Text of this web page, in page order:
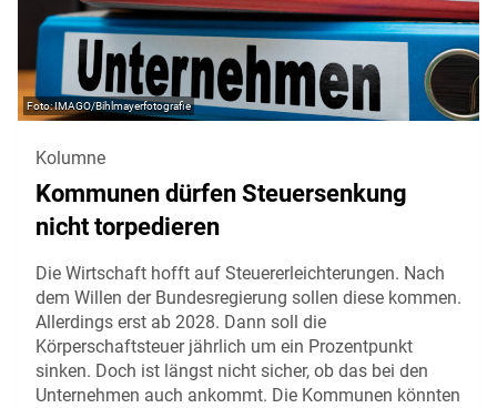
IMAGO/Bihlmayerfotografie
Kolumne
Kommunen dürfen Steuersenkung
nicht torpedieren
Die Wirtschaft hofft auf Steuererleichterungen. Nach
dem Willen der Bundesregierung sollen diese kommen.
Allerdings erst ab 2028. Dann soll die
Körperschaftsteuer jährlich um ein Prozentpunkt
sinken. Doch ist längst nicht sicher, ob das bei den
Unternehmen auch ankommt. Die Kommunen könnten